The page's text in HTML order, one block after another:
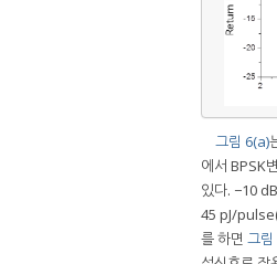
그림 6(a)
에서 BPSK
있다. −10
45 pJ/
를 하면 그